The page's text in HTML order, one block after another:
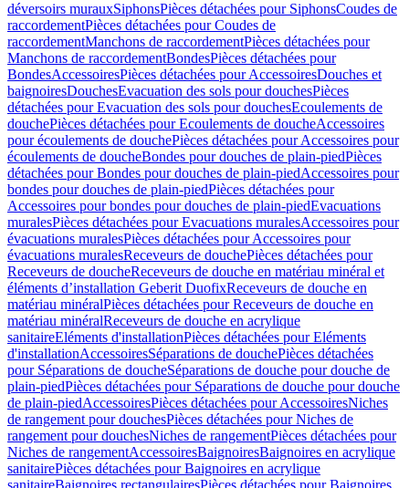
déversoirs murauxSiphonsPièces détachées pour SiphonsCoudes de
raccordementPièces détachées pour Coudes de
raccordementManchons de raccordementPièces détachées pour
Manchons de raccordementBondesPièces détachées pour
BondesAccessoiresPièces détachées pour AccessoiresDouches et
baignoiresDouchesEvacuation des sols pour douchesPièces
détachées pour Evacuation des sols pour douchesEcoulements de
douchePièces détachées pour Ecoulements de doucheAccessoires
pour écoulements de douchePièces détachées pour Accessoires pour
écoulements de doucheBondes pour douches de plain-piedPièces
détachées pour Bondes pour douches de plain-piedAccessoires pour
bondes pour douches de plain-piedPièces détachées pour
Accessoires pour bondes pour douches de plain-piedEvacuations
muralesPièces détachées pour Evacuations muralesAccessoires pour
évacuations muralesPièces détachées pour Accessoires pour
évacuations muralesReceveurs de douchePièces détachées pour
Receveurs de doucheReceveurs de douche en matériau minéral et
éléments d’installation Geberit DuofixReceveurs de douche en
matériau minéralPièces détachées pour Receveurs de douche en
matériau minéralReceveurs de douche en acrylique
sanitaireEléments d'installationPièces détachées pour Eléments
d'installationAccessoiresSéparations de douchePièces détachées
pour Séparations de doucheSéparations de douche pour douche de
plain-piedPièces détachées pour Séparations de douche pour douche
de plain-piedAccessoiresPièces détachées pour AccessoiresNiches
de rangement pour douchesPièces détachées pour Niches de
rangement pour douchesNiches de rangementPièces détachées pour
Niches de rangementAccessoiresBaignoiresBaignoires en acrylique
sanitairePièces détachées pour Baignoires en acrylique
sanitaireBaignoires rectangulairesPièces détachées pour Baignoires